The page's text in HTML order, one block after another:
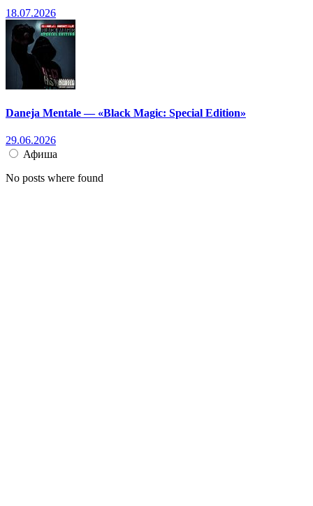
18.07.2026
Daneja Mentale — «Black Magic: Special Edition»
29.06.2026
Афиша
No posts where found